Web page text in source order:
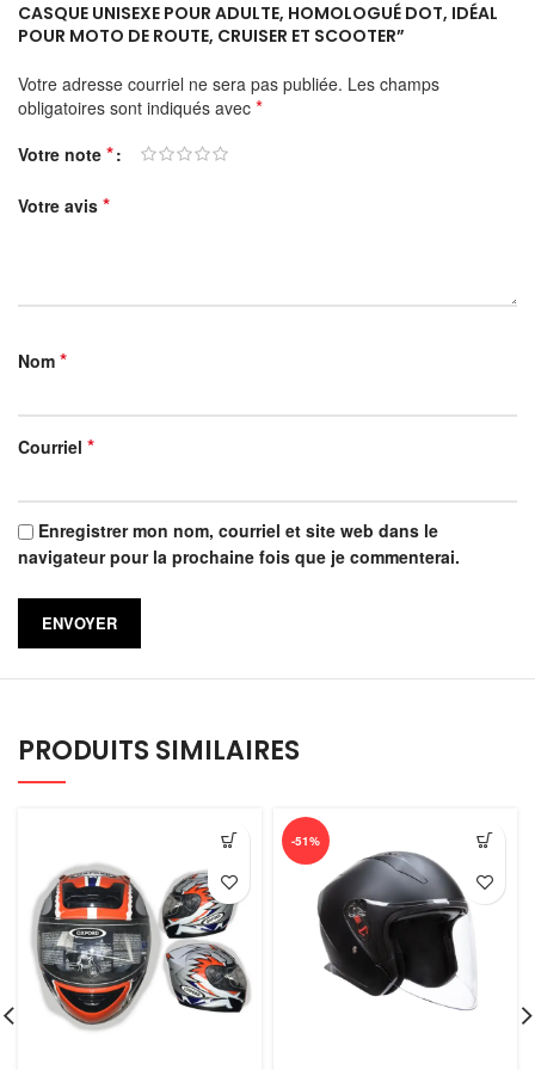
CASQUE UNISEXE POUR ADULTE, HOMOLOGUÉ DOT, IDÉAL
POUR MOTO DE ROUTE, CRUISER ET SCOOTER”
Votre adresse courriel ne sera pas publiée. Les champs
obligatoires sont indiqués avec *
Votre note *
Votre avis *
Nom *
Courriel *
Enregistrer mon nom, courriel et site web dans le
navigateur pour la prochaine fois que je commenterai.
PRODUITS SIMILAIRES
-51%